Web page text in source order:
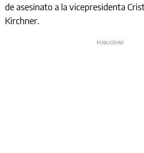
de asesinato a la vicepresidenta
Kirchner.